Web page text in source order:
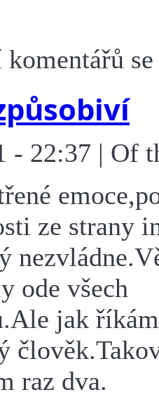
komentářů
- 22:37 | Of
ze strany
ode všech
jak
raz dva.